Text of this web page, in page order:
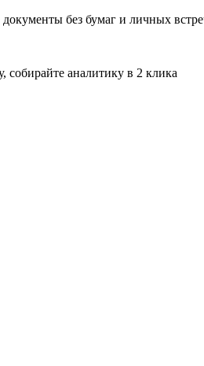
без бумаг и личных
собирайте аналитику в 2 клика